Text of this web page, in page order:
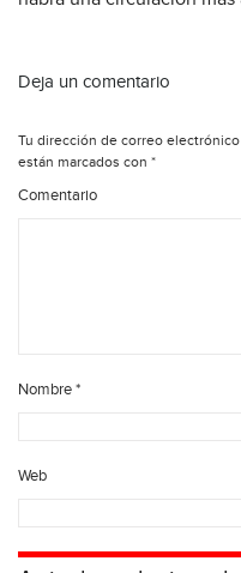
Deja un comentario
Tu dirección de correo
están marcados con *
Comentario
Nombre*
Web